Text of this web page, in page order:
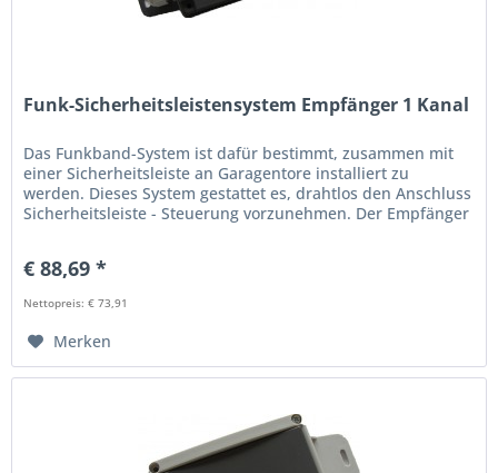
Funk-Sicherheitsleistensystem Empfänger 1 Kanal
Das Funkband-System ist dafür bestimmt, zusammen mit
einer Sicherheitsleiste an Garagentore installiert zu
werden. Dieses System gestattet es, drahtlos den Anschluss
Sicherheitsleiste - Steuerung vorzunehmen. Der Empfänger
€ 88,69 *
Nettopreis: € 73,91
Merken